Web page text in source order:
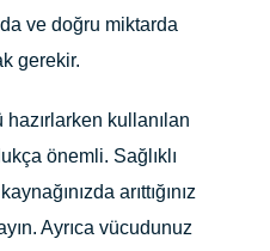
ve doğru miktarda
gerekir.
kullanılan
önemli. Sağlıklı
arıttığınız
Ayrıca vücudunuz